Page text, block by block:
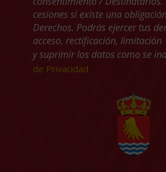
cesiones si existe una
Derechos. Podrás ejercer tus
acceso, rectificación, limitación
y suprimir los datos como se
de Privacidad